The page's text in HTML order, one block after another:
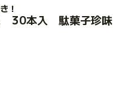
！
30本入 駄菓子珍味